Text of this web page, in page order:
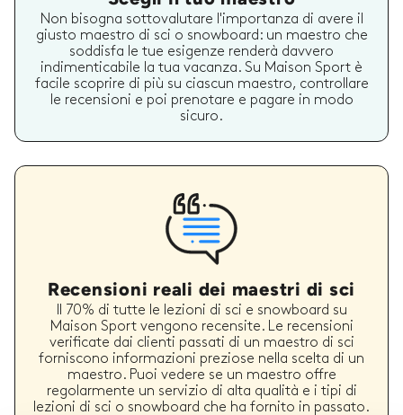
Non bisogna sottovalutare l'importanza di avere il
giusto maestro di sci o snowboard: un maestro che
soddisfa le tue esigenze renderà davvero
indimenticabile la tua vacanza. Su Maison Sport è
facile scoprire di più su ciascun maestro, controllare
le recensioni e poi prenotare e pagare in modo
sicuro.
Recensioni reali dei maestri di sci
Il 70% di tutte le lezioni di sci e snowboard su
Maison Sport vengono recensite. Le recensioni
verificate dai clienti passati di un maestro di sci
forniscono informazioni preziose nella scelta di un
maestro. Puoi vedere se un maestro offre
regolarmente un servizio di alta qualità e i tipi di
lezioni di sci o snowboard che ha fornito in passato.